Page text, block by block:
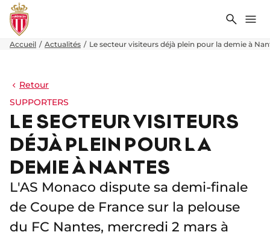
Accueil Actualités Le secteur visiteurs déjà plein pour la demie à
Retour
SUPPORTERS
LE SECTEUR VISITEURS
DÉJÀ PLEIN POUR LA
DEMIE À NANTES
L'AS Monaco dispute sa demi-finale
de Coupe de France sur la pelouse
du FC Nantes, mercredi 2 mars à